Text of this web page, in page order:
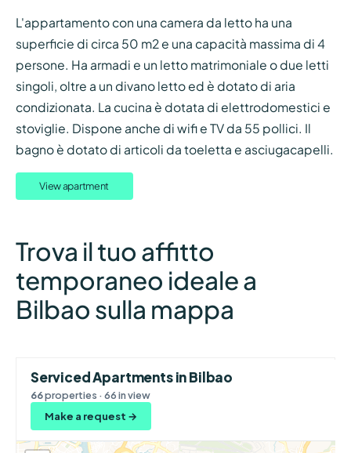
L'appartamento con una camera da letto ha una
superficie di circa 50 m2 e una capacità massima di 4
persone. Ha armadi e un letto matrimoniale o due letti
singoli, oltre a un divano letto ed è dotato di aria
condizionata. La cucina è dotata di elettrodomestici e
stoviglie. Dispone anche di wifi e TV da 55 pollici. Il
bagno è dotato di articoli da toeletta e asciugacapelli.
View apartment
Trova il tuo affitto
temporaneo ideale a
Bilbao sulla mappa